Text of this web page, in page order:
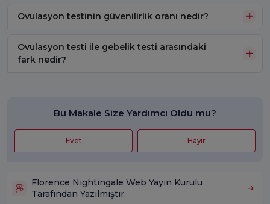
Ovulasyon testinin güvenilirlik oranı nedir?
Ovulasyon testi ile gebelik testi arasındaki
fark nedir?
Bu Makale Size Yardımcı Oldu mu?
Evet Hayır
Florence Nightingale Web Yayın Kurulu
Tarafından Yazılmıştır.